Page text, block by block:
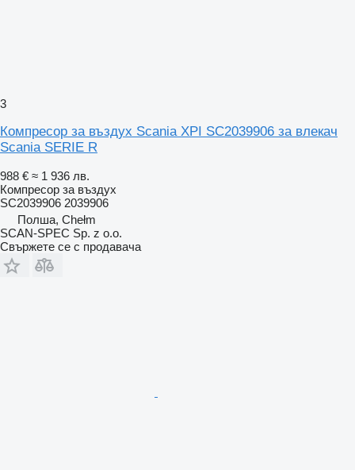
3
Компресор за въздух Scania XPI SC2039906 за влекач
Scania SERIE R
988 € ≈ 1 936 лв.
Компресор за въздух
SC2039906 2039906
Полша, Chełm
SCAN-SPEC Sp. z o.o.
Свържете се с продавача